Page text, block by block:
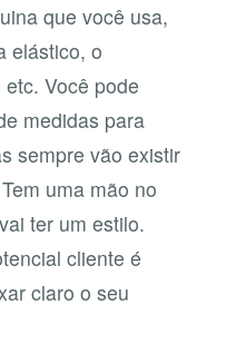
que você usa,
elástico, o
Você pode
medidas para
sempre vão existir
uma mão no
ter um estilo.
cliente é
claro o seu